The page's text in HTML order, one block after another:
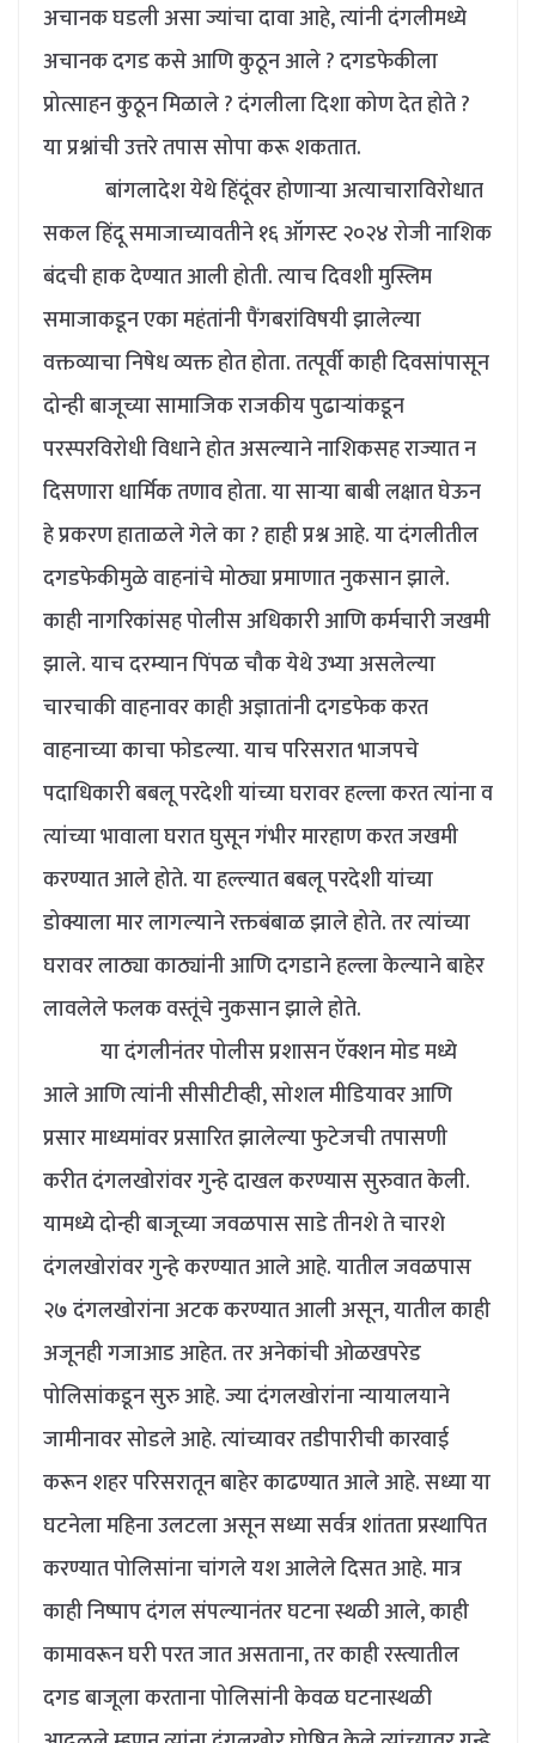
अचानक घडली असा ज्यांचा दावा आहे, त्यांनी दंगलीमध्ये
अचानक दगड कसे आणि कुठून आले ? दगडफेकीला
प्रोत्साहन कुठून मिळाले ? दंगलीला दिशा कोण देत होते ?
या प्रश्नांची उत्तरे तपास सोपा करू शकतात.
बांगलादेश येथे हिंदूंवर होणाऱ्या अत्याचाराविरोधात
सकल हिंदू समाजाच्यावतीने १६ ऑगस्ट २०२४ रोजी नाशिक
बंदची हाक देण्यात आली होती. त्याच दिवशी मुस्लिम
समाजाकडून एका महंतांनी पैंगबरांविषयी झालेल्या
वक्तव्याचा निषेध व्यक्त होत होता. तत्पूर्वी काही दिवसांपासून
दोन्ही बाजूच्या सामाजिक राजकीय पुढाऱ्यांकडून
परस्परविरोधी विधाने होत असल्याने नाशिकसह राज्यात न
दिसणारा धार्मिक तणाव होता. या साऱ्या बाबी लक्षात घेऊन
हे प्रकरण हाताळले गेले का ? हाही प्रश्न आहे.या दंगलीतील
दगडफेकीमुळे वाहनांचे मोठ्या प्रमाणात नुकसान झाले.
काही नागरिकांसह पोलीस अधिकारी आणि कर्मचारी जखमी
झाले. याच दरम्यान पिंपळ चौक येथे उभ्या असलेल्या
चारचाकी वाहनावर काही अज्ञातांनी दगडफेक करत
वाहनाच्या काचा फोडल्या. याच परिसरात भाजपचे
पदाधिकारी बबलू परदेशी यांच्या घरावर हल्ला करत त्यांना व
त्यांच्या भावाला घरात घुसून गंभीर मारहाण करत जखमी
करण्यात आले होते. या हल्ल्यात बबलू परदेशी यांच्या
डोक्याला मार लागल्याने रक्तबंबाळ झाले होते. तर त्यांच्या
घरावर लाठ्या काठ्यांनी आणि दगडाने हल्ला केल्याने बाहेर
लावलेले फलक वस्तूंचे नुकसान झाले होते.
या दंगलीनंतर पोलीस प्रशासन ऍक्शन मोड मध्ये
आले आणि त्यांनी सीसीटीव्ही, सोशल मीडियावर आणि
प्रसार माध्यमांवर प्रसारित झालेल्या फुटेजची तपासणी
करीत दंगलखोरांवर गुन्हे दाखल करण्यास सुरुवात केली.
यामध्ये दोन्ही बाजूच्या जवळपास साडे तीनशे ते चारशे
दंगलखोरांवर गुन्हे करण्यात आले आहे. यातील जवळपास
२७ दंगलखोरांना अटक करण्यात आली असून, यातील काही
अजूनही गजाआड आहेत. तर अनेकांची ओळखपरेड
पोलिसांकडून सुरु आहे. ज्या दंगलखोरांना न्यायालयाने
जामीनावर सोडले आहे. त्यांच्यावर तडीपारीची कारवाई
करून शहर परिसरातून बाहेर काढण्यात आले आहे. सध्या या
घटनेला महिना उलटला असून सध्या सर्वत्र शांतता प्रस्थापित
करण्यात पोलिसांना चांगले यश आलेले दिसत आहे. मात्र
काही निष्पाप दंगल संपल्यानंतर घटना स्थळी आले, काही
कामावरून घरी परत जात असताना, तर काही रस्त्यातील
दगड बाजूला करताना पोलिसांनी केवळ घटनास्थळी